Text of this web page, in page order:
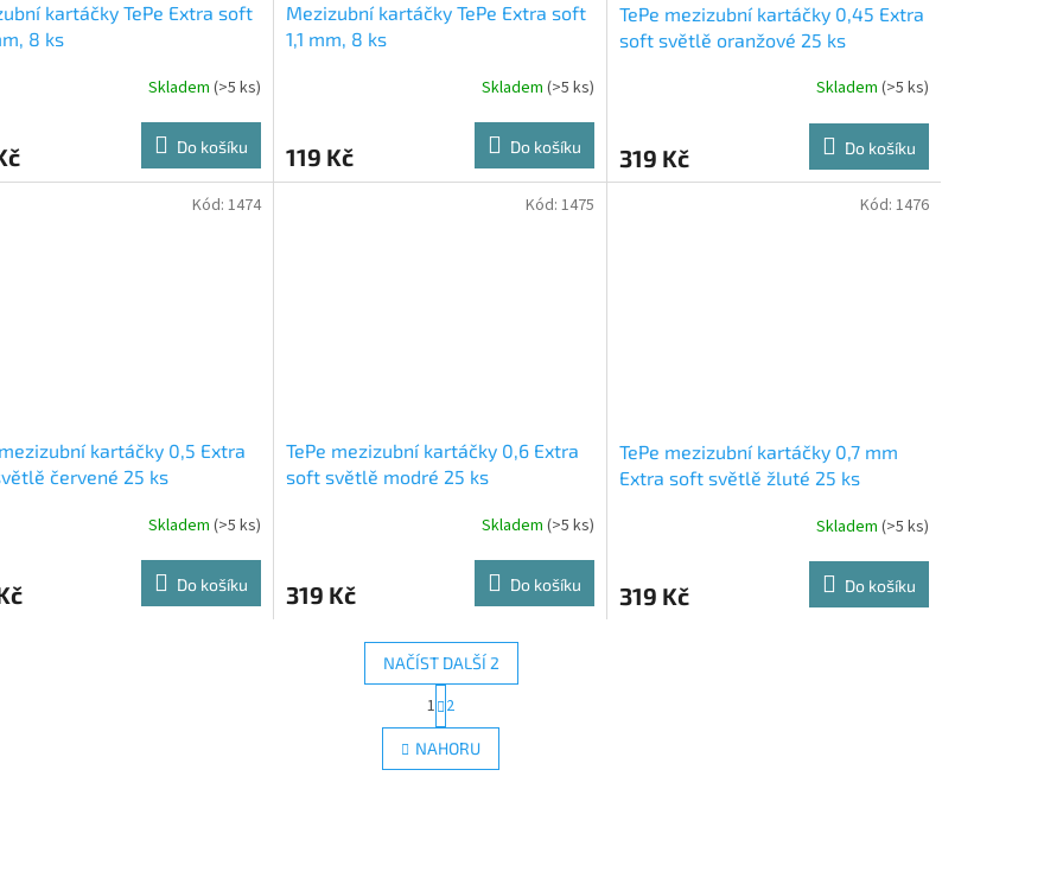
kartáčky TePe Extra soft
8 ks
Skladem (>5 ks)
Do košíku
Mezizubní kartáčky TePe Extra soft
1,1 mm, 8 ks
Skladem (>5 ks)
119 Kč Do košíku
TePe mezizubní kartáčky 0,45 Extra
soft světlě oranžové 25 ks
Skladem (>5 ks)
319 Kč Do košíku
kartáčky 0,5 Extra
červené 25 ks
Skladem (>5 ks)
Do košíku
Kód: 1474
TePe mezizubní kartáčky 0,6 Extra
soft světlě modré 25 ks
Skladem (>5 ks)
319 Kč Do košíku
Kód: 1475
TePe mezizubní kartáčky 0,7 mm
Extra soft světlě žluté 25 ks
Skladem (>5 ks)
319 Kč Do košíku
Kód: 1476
O
v
l
NAČÍST DALŠÍ 2
t
r
á
n
1 2
NAHORU